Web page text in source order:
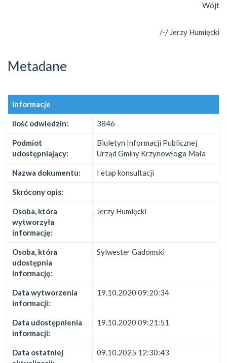
Wójt
/-/ Jerzy Humięcki
Metadane
Informacje
Ilość odwiedzin: 3846
Podmiot
udostępniający:
Biuletyn Informacji Publicznej
Urząd Gminy Krzynowłoga Mała
Nazwa dokumentu: I etap konsultacji
Skrócony opis:
Osoba, która
wytworzyła
informację:
Jerzy Humięcki
Osoba, która
udostępnia
informację:
Sylwester Gadomski
Data wytworzenia
informacji:
19.10.2020 09:20:34
Data udostępnienia
informacji:
19.10.2020 09:21:51
Data ostatniej
09.10.2025 12:30:43